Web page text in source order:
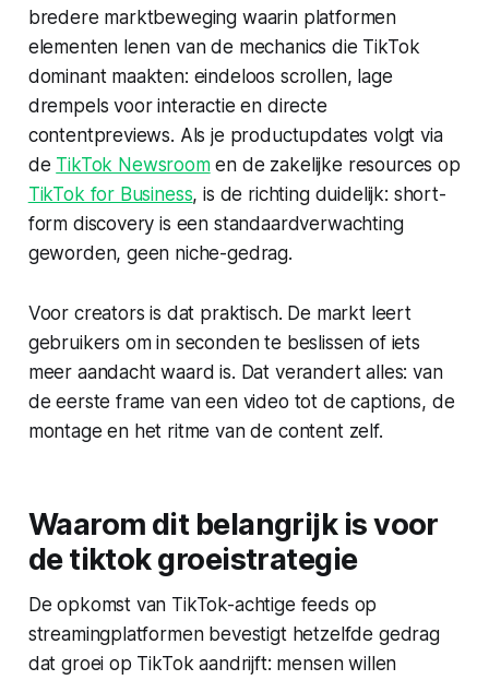
bredere marktbeweging waarin platformen
elementen lenen van de mechanics die TikTok
dominant maakten: eindeloos scrollen, lage
drempels voor interactie en directe
contentpreviews. Als je productupdates volgt via
de TikTok Newsroomen de zakelijke resources op
TikTok for Business, is de richting duidelijk: short-
form discovery is een standaardverwachting
geworden, geen niche-gedrag.
Voor creators is dat praktisch. De markt leert
gebruikers om in seconden te beslissen of iets
meer aandacht waard is. Dat verandert alles: van
de eerste frame van een video tot de captions, de
montage en het ritme van de content zelf.
Waarom dit belangrijk is voor
de tiktok groeistrategie
De opkomst van TikTok-achtige feeds op
streamingplatformen bevestigt hetzelfde gedrag
dat groei op TikTok aandrijft: mensen willen